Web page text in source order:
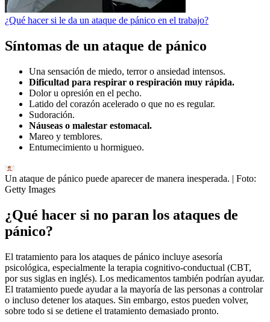
¿Qué hacer si le da un ataque de pánico en el trabajo?
Síntomas de un ataque de pánico
Una sensación de miedo, terror o ansiedad intensos.
Dificultad para respirar o respiración muy rápida.
Dolor u opresión en el pecho.
Latido del corazón acelerado o que no es regular.
Sudoración.
Náuseas o malestar estomacal.
Mareo y temblores.
Entumecimiento u hormigueo.
Un ataque de pánico puede aparecer de manera inesperada. | Foto:
Getty Images
¿Qué hacer si no paran los ataques de
pánico?
El tratamiento para los ataques de pánico incluye asesoría
psicológica, especialmente la terapia cognitivo-conductual (CBT,
por sus siglas en inglés). Los medicamentos también podrían ayudar.
El tratamiento puede ayudar a la mayoría de las personas a controlar
o incluso detener los ataques. Sin embargo, estos pueden volver,
sobre todo si se detiene el tratamiento demasiado pronto.